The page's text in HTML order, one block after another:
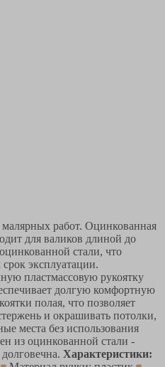
работ. Оцинкованная
для валиков длиной до
стали, что
срок эксплуатации.
пластмассовую рукоятку
долгую комфортную
полая, что позволяет
и окрашивать потолки,
места без использования
из оцинкованной стали -
Характеристики: